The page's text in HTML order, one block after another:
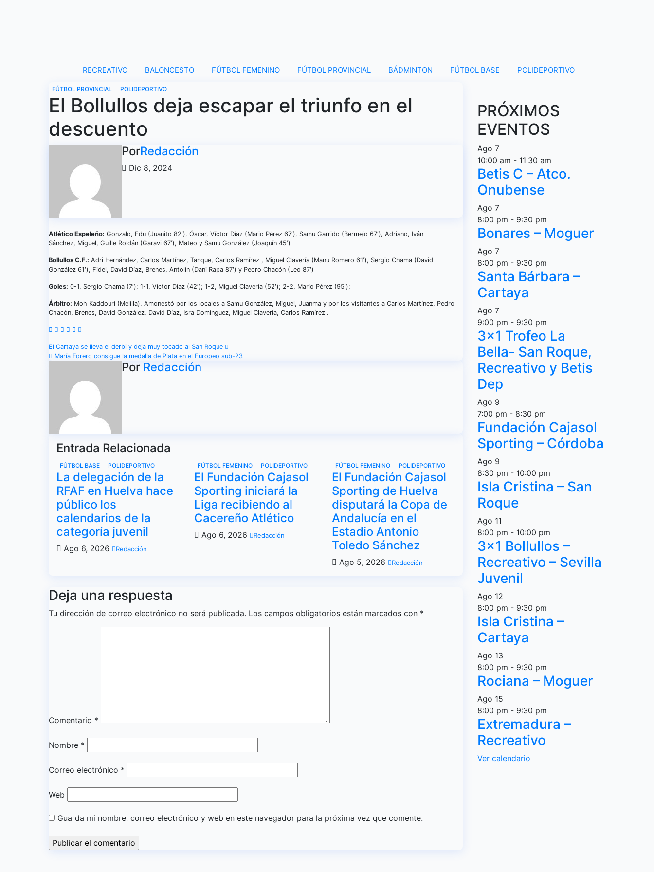
RECREATIVO BALONCESTO FÚTBOL FEMENINO FÚTBOL PROVINCIAL BÁDMINTON FÚTBOL BASE POLIDEPORTIVO
FÚTBOL PROVINCIAL POLIDEPORTIVO
El Bollullos deja escapar el triunfo en el
descuento
PorRedacción
Dic 8, 2024
Atlético Espeleño: Gonzalo, Edu (Juanito 82′), Óscar, Víctor Díaz (Mario Pérez 67′), Samu Garrido (Bermejo 67′), Adriano, Iván
Sánchez, Miguel, Guille Roldán (Garavi 67′), Mateo y Samu González (Joaquín 45′)
Bollullos C.F.: Adri Hernández, Carlos Martínez, Tanque, Carlos Ramírez , Miguel Clavería (Manu Romero 61′), Sergio Chama (David
González 61′), Fidel, David Díaz, Brenes, Antolín (Dani Rapa 87′) y Pedro Chacón (Leo 87′)
Goles: 0-1, Sergio Chama (7′); 1-1, Víctor Díaz (42′); 1-2, Miguel Clavería (52′); 2-2, Mario Pérez (95′);
Árbitro: Moh Kaddouri (Melilla). Amonestó por los locales a Samu González, Miguel, Juanma y por los visitantes a Carlos Martínez, Pedro
Chacón, Brenes, David González, David Díaz, Isra Dominguez, Miguel Clavería, Carlos Ramírez .
Navegación
entradas
El Cartaya se lleva el derbi y deja muy tocado al San Roque
María Forero consigue la medalla de Plata en el Europeo sub-23
Por Redacción
Entrada Relacionada
FÚTBOL BASE POLIDEPORTIVO
La delegación de la
RFAF en Huelva hace
público los
calendarios de la
categoría juvenil
Ago 6, 2026 Redacción
FÚTBOL FEMENINO POLIDEPORTIVO
El Fundación Cajasol
Sporting iniciará la
Liga recibiendo al
Cacereño Atlético
Ago 6, 2026 Redacción
FÚTBOL FEMENINO POLIDEPORTIVO
El Fundación Cajasol
Sporting de Huelva
disputará la Copa de
Andalucía en el
Estadio Antonio
Toledo Sánchez
Ago 5, 2026 Redacción
Deja una respuesta
Tu dirección de correo electrónico no será publicada. Los campos obligatorios están marcados con *
Comentario *
Nombre *
Correo electrónico *
Web
Guarda mi nombre, correo electrónico y web en este navegador para la próxima vez que comente.
PRÓXIMOS
EVENTOS
Ago 7
10:00 am - 11:30 am
Betis C – Atco.
Onubense
Ago 7
8:00 pm - 9:30 pm
Bonares – Moguer
Ago 7
8:00 pm - 9:30 pm
Santa Bárbara –
Cartaya
Ago 7
9:00 pm - 9:30 pm
3×1 Trofeo La
Bella- San Roque,
Recreativo y Betis
Dep
Ago 9
7:00 pm - 8:30 pm
Fundación Cajasol
Sporting – Córdoba
Ago 9
8:30 pm - 10:00 pm
Isla Cristina – San
Roque
Ago 11
8:00 pm - 10:00 pm
3×1 Bollullos –
Recreativo – Sevilla
Juvenil
Ago 12
8:00 pm - 9:30 pm
Isla Cristina –
Cartaya
Ago 13
8:00 pm - 9:30 pm
Rociana – Moguer
Ago 15
8:00 pm - 9:30 pm
Extremadura –
Recreativo
Ver calendario